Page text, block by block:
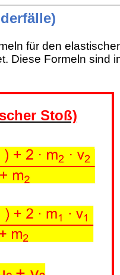
für den
Diese Formeln sind
Stoß)